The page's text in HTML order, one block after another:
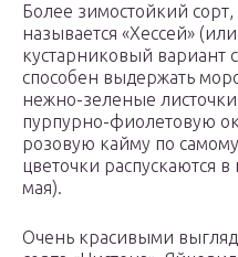
Более зимостойкий
называется «Хессей»
кустарниковый вариант
способен выдержать
нежно-зеленые
пурпурно-фиолетовую
розовую кайму по
цветочки распускаются
мая).
Очень красивыми